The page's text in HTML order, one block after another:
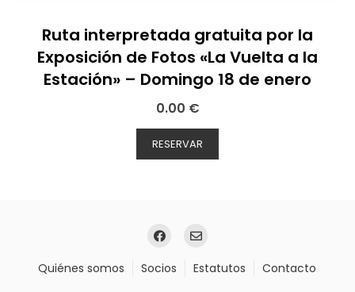
Ruta interpretada gratuita por la
Exposición de Fotos «La Vuelta a la
Estación» – Domingo 18 de enero
0.00 €
RESERVAR
Quiénes somos Socios Estatutos
Contacto